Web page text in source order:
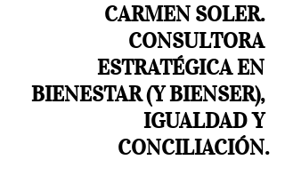
CARMEN SOLER.
CONSULTORA
ESTRATÉGICA EN
BIENESTAR (Y BIENSER),
IGUALDAD Y
CONCILIACIÓN.